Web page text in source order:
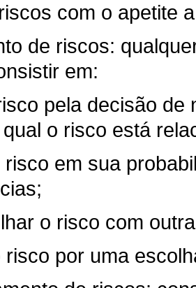
com o apetite
de riscos:
em:
pela decisão de
o risco está
risco em sua
o risco com
risco por uma